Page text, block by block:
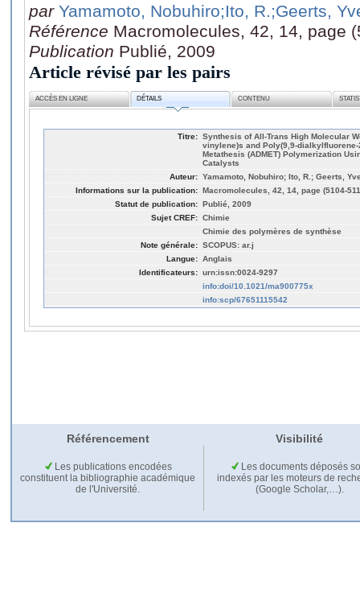
par Yamamoto, Nobuhiro;Ito, R.;Geerts,
Référence Macromolecules, 42, 14, page
Publication Publié, 2009
Article révisé par les pairs
ACCÈS EN LIGNE DÉTAILS CONTENU
Titre: Synthesis of All-Trans High Molecular
vinylene)s and Poly(9,9-
Metathesis (ADMET) Polymerization
Catalysts
Auteur: Yamamoto, Nobuhiro; Ito, R.; Geerts,
Informations sur la publication: Macromolecules, 42, 14, page (5104-
Statut de publication: Publié, 2009
Sujet CREF: Chimie
Chimie des polymères de synthèse
Note générale: SCOPUS: ar.j
Langue: Anglais
Identificateurs: urn:issn:0024-9297
info:doi/10.1021/ma900775x
info:scp/67651115542
Référencement Visibilité
Les publications encodées
constituent la bibliographie académique
de l'Université.
Les documents déposés
indexés par les moteurs de
(Google Scholar,…).